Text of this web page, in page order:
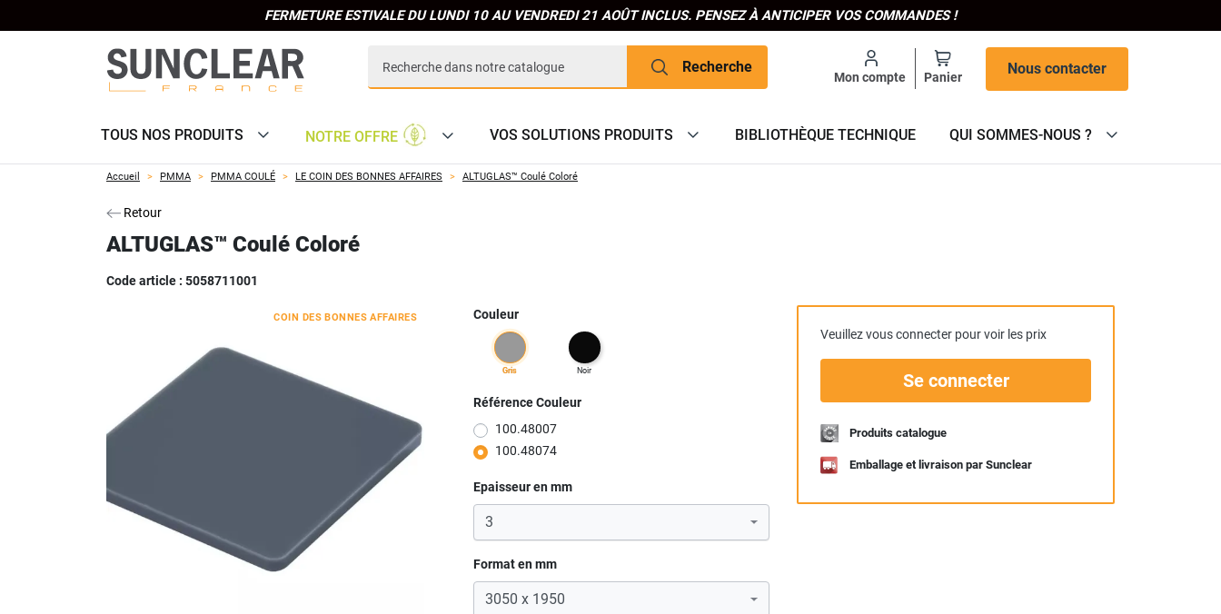
FERMETURE ESTIVALE DU LUNDI 10 AU VENDREDI 21 AOÛT INCLUS. PENSEZ À ANTICIPER VOS COMMANDES !
Recherche
Mon compte Panier
Nous contacter
TOUS NOS PRODUITS NOTRE OFFRE VOS SOLUTIONS PRODUITS BIBLIOTHÈQUE TECHNIQUE QUI SOMMES-NOUS ?
Accueil PMMA PMMA COULÉ LE COIN DES BONNES AFFAIRES ALTUGLAS™ Coulé Coloré
Retour
ALTUGLAS™ Coulé Coloré
Code article : 5058711001
COIN DES BONNES AFFAIRES Couleur
gris noir
Référence Couleur
100.48007
100.48074
Epaisseur en mm
Format en mm
Veuillez vous connecter pour voir les prix
Se connecter
Produits catalogue
Emballage et livraison par Sunclear